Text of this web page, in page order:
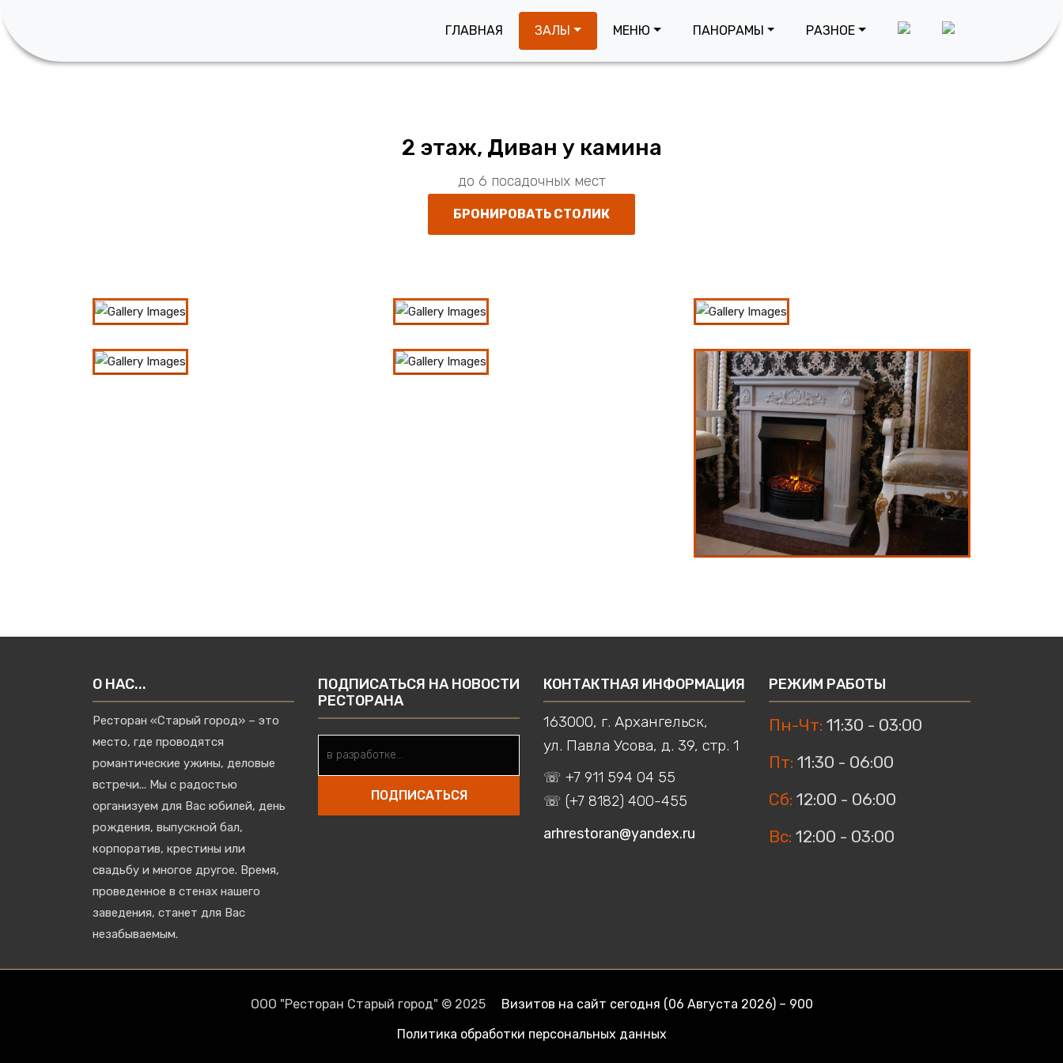
ГЛАВНАЯ ЗАЛЫ МЕНЮ ПАНОРАМЫ РАЗНОЕ
2 этаж, Диван у камина
до 6 посадочных мест
БРОНИРОВАТЬ СТОЛИК
О НАС...
Ресторан «Старый город» – это
место, где проводятся
романтические ужины, деловые
встречи... Мы с радостью
организуем для Вас юбилей, день
рождения, выпускной бал,
корпоратив, крестины или
свадьбу и многое другое. Время,
проведенное в стенах нашего
заведения, станет для Вас
незабываемым.
ПОДПИСАТЬСЯ НА НОВОСТИ
РЕСТОРАНА
ПОДПИСАТЬСЯ
КОНТАКТНАЯ ИНФОРМАЦИЯ
163000, г. Архангельск,
ул. Павла Усова, д. 39, стр. 1
☏ +7 911 594 04 55
☏ (+7 8182) 400-455
arhrestoran@yandex.ru
РЕЖИМ РАБОТЫ
Пн-Чт: 11:30 - 03:00
Пт: 11:30 - 06:00
Сб: 12:00 - 06:00
Вс: 12:00 - 03:00
ООО "Ресторан Старый город" © 2025
Визитов на сайт сегодня (06 Августа 2026) – 900
Политика обработки персональных данных